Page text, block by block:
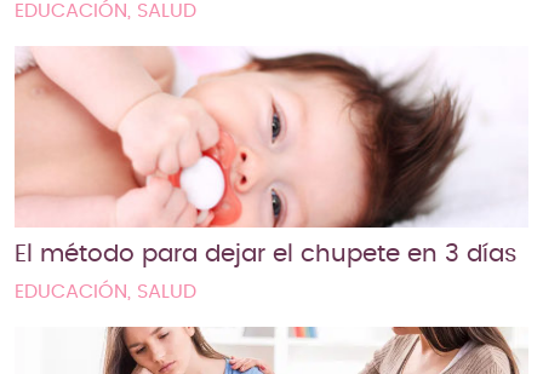
EDUCACIÓN, SALUD
El método para dejar el chupete en 3 días
EDUCACIÓN, SALUD